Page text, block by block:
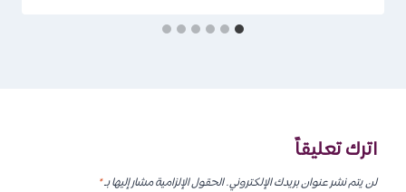
اترك تعليقاً
لن يتم نشر عنوان بريدك الإلكتروني.الحقول الإلزامية مشار إليها بـ*